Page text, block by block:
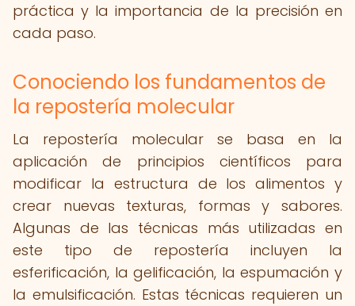
práctica y la importancia de la precisión en
cada paso.
Conociendo los fundamentos de
la repostería molecular
La repostería molecular se basa en la
aplicación de principios científicos para
modificar la estructura de los alimentos y
crear nuevas texturas, formas y sabores.
Algunas de las técnicas más utilizadas en
este tipo de repostería incluyen la
esferificación, la gelificación, la espumación y
la emulsificación. Estas técnicas requieren un